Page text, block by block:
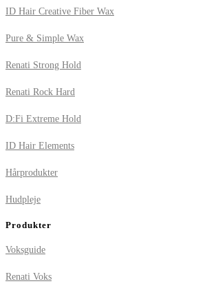
ID Hair Creative Fiber Wax
Pure & Simple Wax
Renati Strong Hold
Renati Rock Hard
D:Fi Extreme Hold
ID Hair Elements
Hårprodukter
Hudpleje
Produkter
Voksguide
Renati Voks